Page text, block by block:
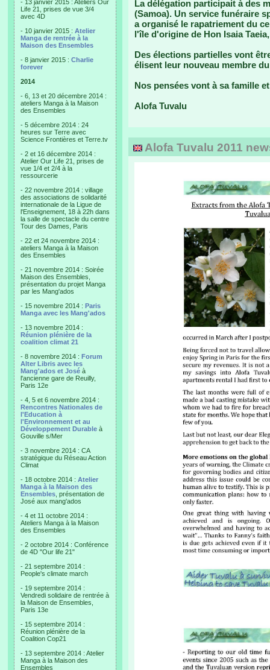
- 13 janvier 2015 : Ateliers Our
Life 21, prises de vue 3/4
avec 4D
- 10 janvier 2015 : Atelier
Manga de rentrée à la
Maison des Ensembles
- 8 janvier 2015 : Charlie
forever
2014
- 6, 13 et 20 décembre 2014 :
ateliers Manga à la Maison
des Ensembles
- 5 décembre 2014 : 24
heures sur Terre avec
Science Frontières et Terre.tv
- 2 et 16 décembre 2014 :
Atelier Our Life 21, prises de
vue 1/4 et 2/4 à la
ressourcerie
- 22 novembre 2014 : village
des associations de solidarité
internationale de la Ligue de
l'Enseignement, 18 à 22h dans
la salle de spectacle du centre
Tour des Dames, Paris
- 22 et 24 novembre 2014 :
ateliers Manga à la Maison
des Ensembles
- 21 novembre 2014 : Soirée
Maison des Ensembles,
présentation du projet Manga
par les Mang'ados
- 15 novembre 2014 : Paris
Manga avec les Mang'ados
- 13 novembre 2014 :
Réunion plénière de la
coalition climat 21
- 8 novembre 2014 : Forum
Alter Libris avec les
Mang'ados et José à
l'ancienne gare de Reuilly,
Paris 12e
- 4, 5 et 6 novembre 2014 :
Rencontres Nationales de
l'Education à
l'Environnement et au
Développement Durable à
Gouville s/Mer
- 3 novembre 2014 : CA
stratégique du Réseau Action
Climat
- 18 octobre 2014 : Atelier
Manga à la Maison des
Ensembles , présentation de
José aux mang'ados
- 4 et 11 octobre 2014 :
Ateliers Manga à la Maison
des Ensembles
- 2 octobre 2014 : Conférence
de 4D "Our life 21"
- 21 septembre 2014 :
People's climate march
- 19 septembre 2014 :
Vendredi solidaire de rentrée à
la Maison de Ensembles,
Paris 13e
- 15 septembre 2014 :
Réunion plénière de la
Coalition Cop21
- 13 septembre 2014 : Atelier
Manga à la Maison des
Ensembles
La délégation participait à des
(Samoa). Un service funéraire
a organisé le rapatriement du
l'île d'origine de Hon Isaia
Des élections partielles vont
élisent leur nouveau membre
Nos pensées vont à sa famille
Alofa Tuvalu
Alofa Tuvalu 2011